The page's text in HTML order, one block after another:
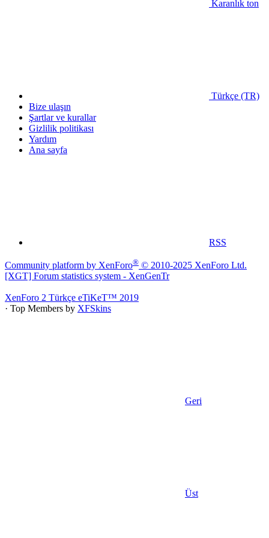
Karanlık ton
Türkçe (TR)
Bize ulaşın
Şartlar ve kurallar
Gizlilik politikası
Yardım
Ana sayfa
RSS
Community platform by XenForo® © 2010-2025 XenForo Ltd.
[XGT] Forum statistics system - XenGenTr
XenForo 2 Türkçe eTiKeT™ 2019
· Top Members by XFSkins
Geri
Üst